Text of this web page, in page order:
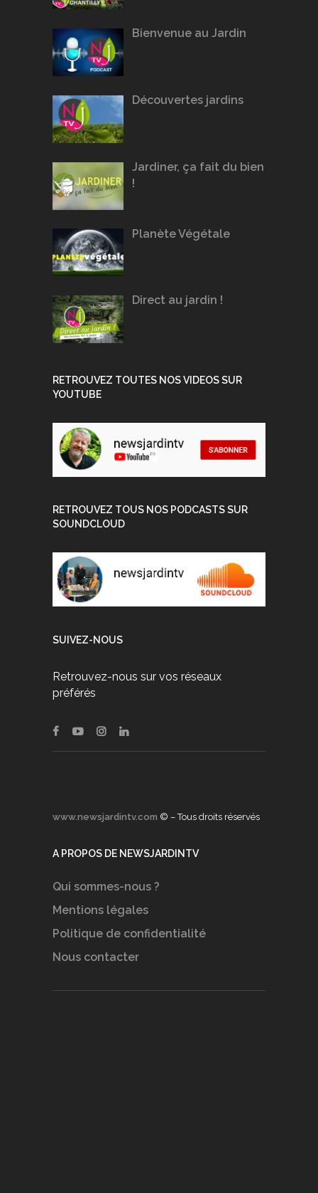
Bienvenue au Jardin
Découvertes jardins
Jardiner, ça fait du bien
!
Planète Végétale
Direct au jardin !
RETROUVEZ TOUTES NOS VIDEOS SUR
YOUTUBE
RETROUVEZ TOUS NOS PODCASTS SUR
SOUNDCLOUD
SUIVEZ-NOUS
Retrouvez-nous sur vos réseaux
préférés
www.newsjardintv.com © – Tous droits réservés
A PROPOS DE NEWSJARDINTV
Qui sommes-nous ?
Mentions légales
Politique de confidentialité
Nous contacter